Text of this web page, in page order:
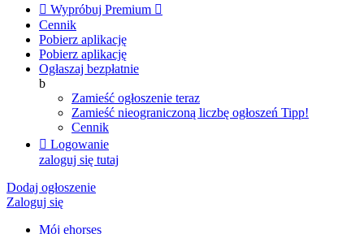
 Wypróbuj Premium 
Cennik
Pobierz aplikację
Pobierz aplikację
Ogłaszaj bezpłatnie
b
Zamieść ogłoszenie teraz
Zamieść nieograniczoną liczbę ogłoszeń Tipp!
Cennik
 Logowanie
zaloguj się tutaj
Dodaj ogłoszenie
Zaloguj się
Mój ehorses